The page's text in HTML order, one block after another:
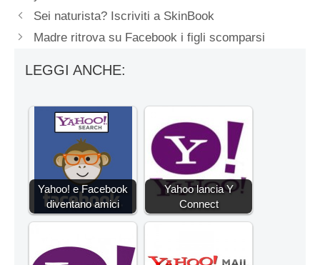
Sei naturista? Iscriviti a SkinBook
Madre ritrova su Facebook i figli scomparsi
LEGGI ANCHE:
Yahoo! e Facebook
diventano amici
Yahoo lancia Y
Connect